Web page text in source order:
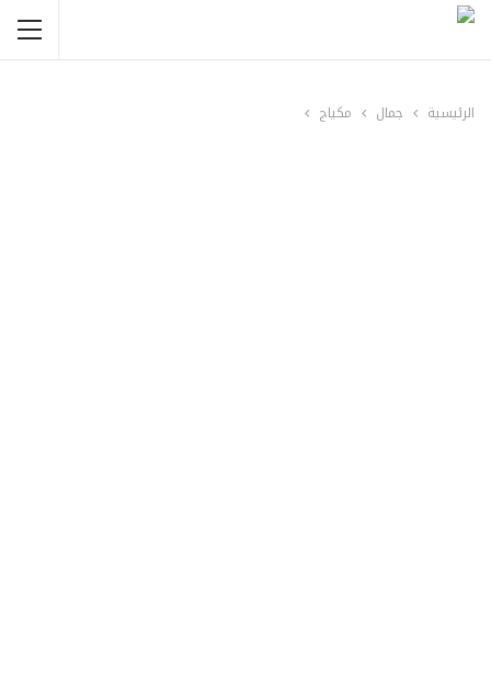
الرئيسية جمال مكياج